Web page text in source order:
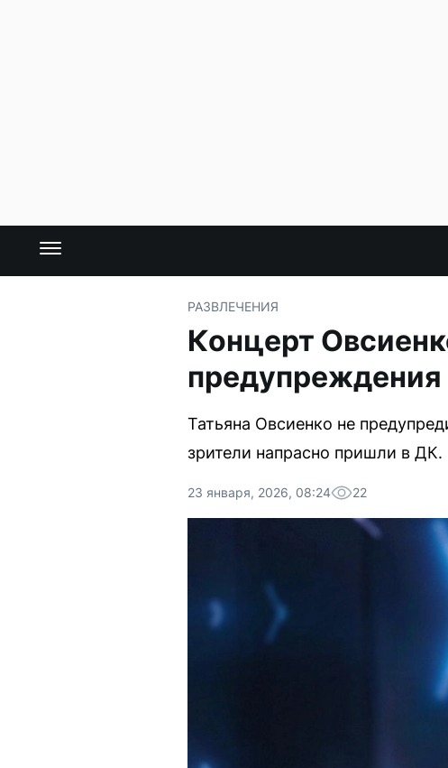
РАЗВЛЕЧЕНИЯ
Концерт
предупреждения
Татьяна Овсиенко не
зрители напрасно пришли в ДК.
23 января, 2026, 08:24 22